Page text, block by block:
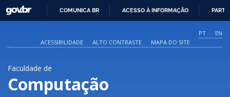
O
CONTEÚDO
GOVBR
COMUNICA BR ACESSO À INFORMAÇÃO
PT
EN
ACESSIBILIDADE
ALTO CONTRASTE MAPA DO SITE
Faculdade de
Computação